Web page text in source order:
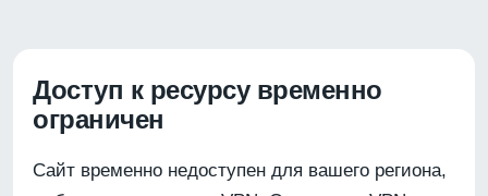
Доступ к ресурсу временно
ограничен
Сайт временно недоступен для вашего региона,